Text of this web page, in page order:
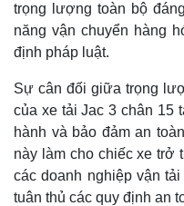
trọng lượng toàn bộ
năng vận chuyển hàng
định pháp luật.
Sự cân đối giữa trọng
của xe tải Jac 3 chân 15
hành và bảo đảm an
này làm cho chiếc xe trở
các doanh nghiệp vận
tuân thủ các quy định an